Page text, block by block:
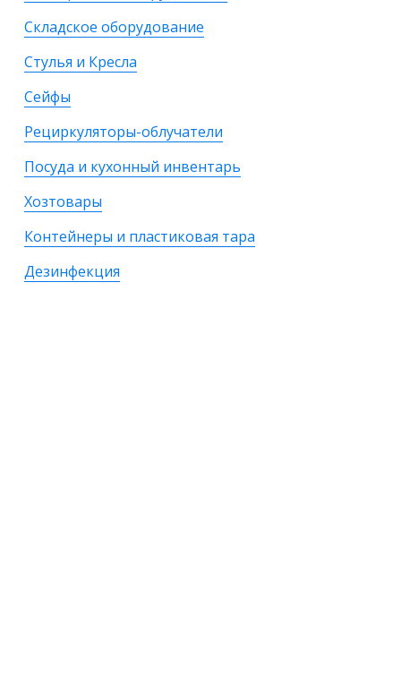
Складское оборудование
Стулья и Кресла
Сейфы
Рециркуляторы-облучатели
Посуда и кухонный инвентарь
Хозтовары
Контейнеры и пластиковая тара
Дезинфекция